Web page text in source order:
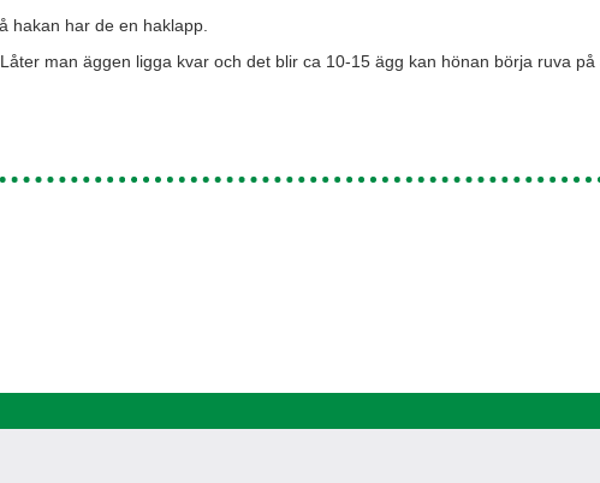
hakan har de en haklapp.
man äggen ligga kvar och det blir ca 10-15 ägg kan hönan börja ruva